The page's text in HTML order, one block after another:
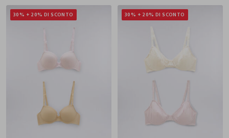
30% + 20% DI SCONTO 30% + 20% DI SCONTO